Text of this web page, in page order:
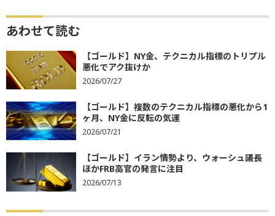
あわせて読む
【ゴールド】NY金、テクニカル指標のトリプル
悪化でアク抜けか
2026/07/27
【ゴールド】複数のテクニカル指標の悪化から1
ヶ月、NY金に反転の気運
2026/07/21
【ゴールド】イラン情勢より、ウォーシュ議長
ほかFRB高官の発言に注目
2026/07/13